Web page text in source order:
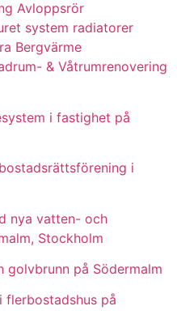
Avloppsrör
system radiatorer
Bergvärme
& Våtrumrenovering
i fastighet på
i
nya vatten- och
Stockholm
golvbrunn på Södermalm
flerbostadshus på